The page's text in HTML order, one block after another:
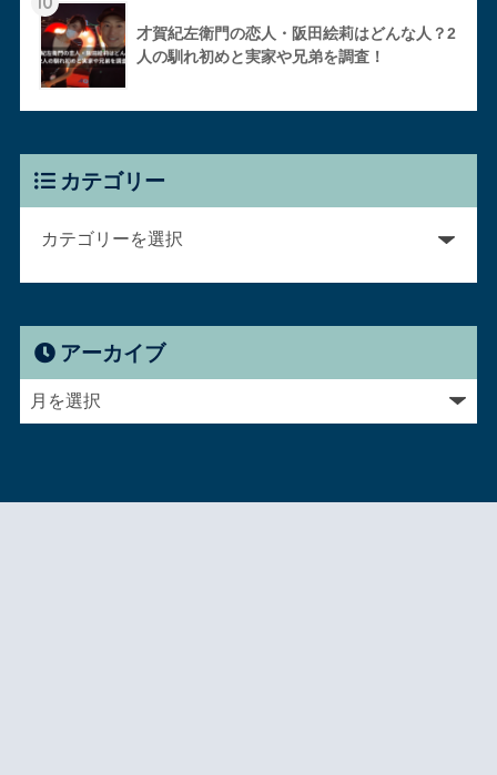
才賀紀左衛門の恋人・阪田絵莉はどんな人？2
人の馴れ初めと実家や兄弟を調査！
カテゴリー
アーカイブ